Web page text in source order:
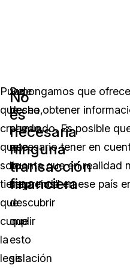
Puede
que
crea
que
solo
tiene
que
cumplir
la
legislación
De
hecho,
puede
que
le
sorprenda
descubrir
que
esto
se
No
es
necesaria
ninguna
transacción
financiera
Supongamos que
desea obtener
el mundo. Es posible
necesario tener en
cuenta que en realidad
negocios” en ese país